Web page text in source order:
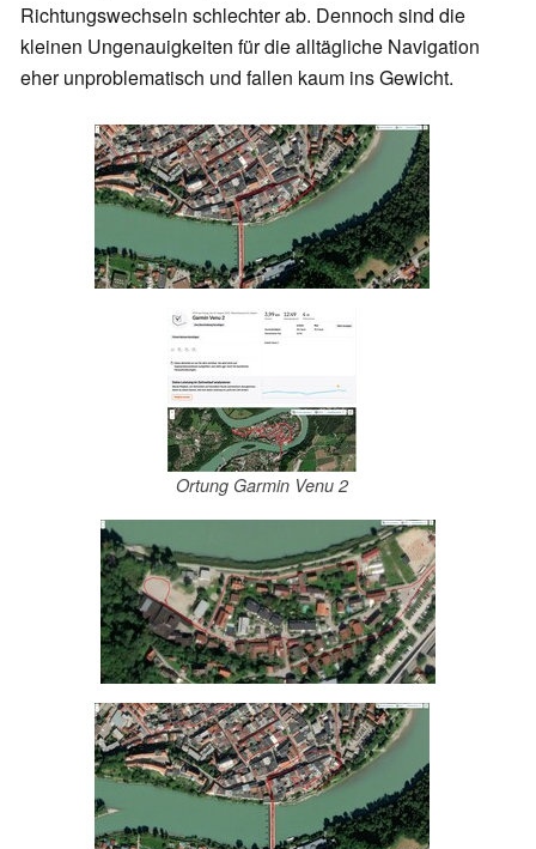
Richtungswechseln schlechter ab. Dennoch sind die
kleinen Ungenauigkeiten für die alltägliche Navigation
eher unproblematisch und fallen kaum ins Gewicht.
Ortung Garmin Venu 2